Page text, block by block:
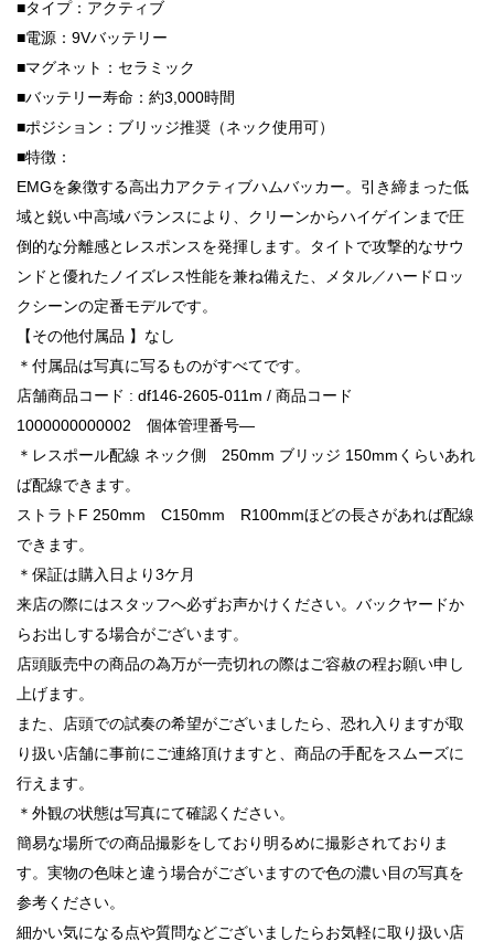
■タイプ：アクティブ
■電源：9Vバッテリー
■マグネット：セラミック
■バッテリー寿命：約3,000時間
■ポジション：ブリッジ推奨（ネック使用可）
■特徴：
EMGを象徴する高出力アクティブハムバッカー。引き締まった低
域と鋭い中高域バランスにより、クリーンからハイゲインまで圧
倒的な分離感とレスポンスを発揮します。タイトで攻撃的なサウ
ンドと優れたノイズレス性能を兼ね備えた、メタル／ハードロッ
クシーンの定番モデルです。
【その他付属品 】なし
＊付属品は写真に写るものがすべてです。
店舗商品コード : df146-2605-011m / 商品コード
1000000000002 個体管理番号—
＊レスポール配線 ネック側 250mm ブリッジ 150mmくらいあれ
ば配線できます。
ストラトF 250mm C150mm R100mmほどの長さがあれば配線
できます。
＊保証は購入日より3ケ月
来店の際にはスタッフへ必ずお声かけください。バックヤードか
らお出しする場合がございます。
店頭販売中の商品の為万が一売切れの際はご容赦の程お願い申し
上げます。
また、店頭での試奏の希望がございましたら、恐れ入りますが取
り扱い店舗に事前にご連絡頂けますと、商品の手配をスムーズに
行えます。
＊外観の状態は写真にて確認ください。
簡易な場所での商品撮影をしており明るめに撮影されておりま
す。実物の色味と違う場合がございますので色の濃い目の写真を
参考ください。
細かい気になる点や質問などございましたらお気軽に取り扱い店